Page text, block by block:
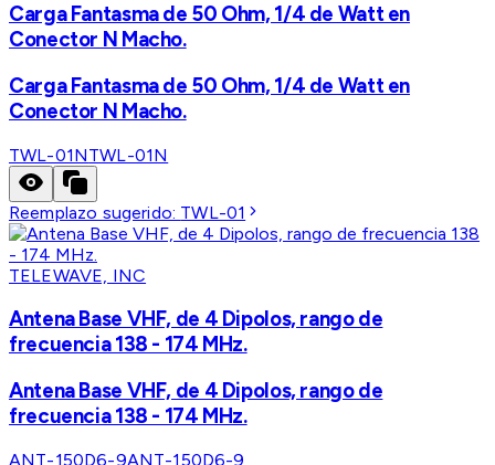
Carga Fantasma de 50 Ohm, 1/4 de Watt en
Conector N Macho.
Carga Fantasma de 50 Ohm, 1/4 de Watt en
Conector N Macho.
TWL-01NTWL-01N
Reemplazo sugerido: TWL-01
TELEWAVE, INC
Antena Base VHF, de 4 Dipolos, rango de
frecuencia 138 - 174 MHz.
Antena Base VHF, de 4 Dipolos, rango de
frecuencia 138 - 174 MHz.
ANT-150D6-9ANT-150D6-9